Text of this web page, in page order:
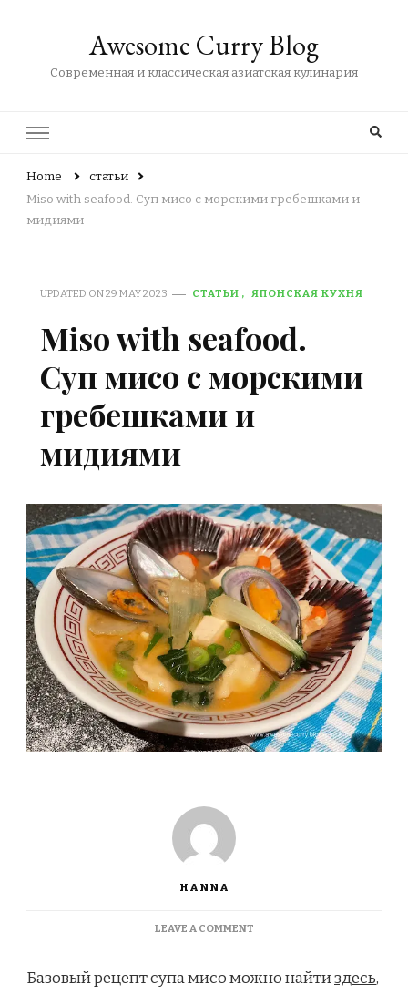
Awesome Curry Blog
Современная и классическая азиатская кулинария
Home
статьи
Miso with seafood. Суп мисо с морскими гребешками и
мидиями
UPDATED ON29 MAY 2023 СТАТЬИ ЯПОНСКАЯ КУХНЯ
Miso with seafood.
Суп мисо с морскими
гребешками и
мидиями
HANNA
LEAVE A COMMENTON
SEAFOOD.
Базовый рецепт супа мисо можно найтиздесь,